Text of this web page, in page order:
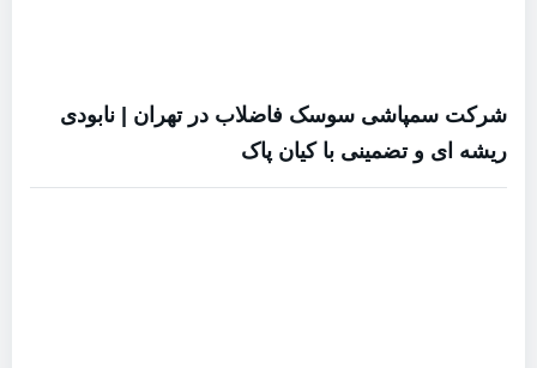
شرکت سمپاشی سوسک فاضلاب در تهران | نابودی
ریشه ای و تضمینی با کیان پاک